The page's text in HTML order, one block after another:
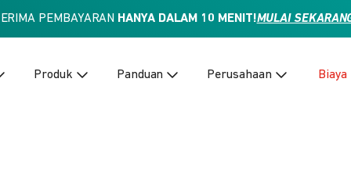
PEMBAYARAN HANYA DALAM 10 MENIT!MULAI
Produk Panduan Perusahaan Biaya